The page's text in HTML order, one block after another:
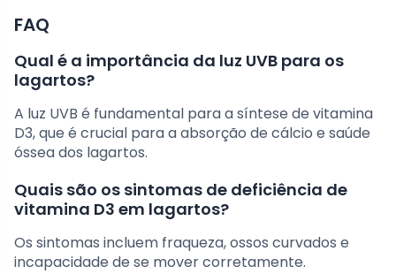
FAQ
Qual é a importância da luz UVB para os
lagartos?
A luz UVB é fundamental para a síntese de vitamina
D3, que é crucial para a absorção de cálcio e saúde
óssea dos lagartos.
Quais são os sintomas de deficiência de
vitamina D3 em lagartos?
Os sintomas incluem fraqueza, ossos curvados e
incapacidade de se mover corretamente.